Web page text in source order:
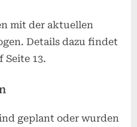
mit der aktuellen
Details dazu findet
Seite 13.
geplant oder wurden